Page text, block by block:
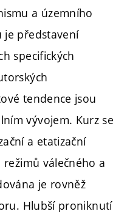
a územního
je představení
specifických
tendence jsou
vývojem. Kurz se
a etatizační
válečného a
je rovněž
Hlubší proniknutí